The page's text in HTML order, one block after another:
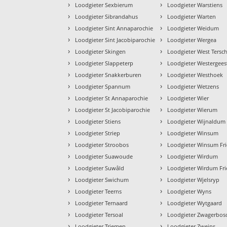
› Loodgieter Sexbierum
› Loodgieter Sibrandahus
› Loodgieter Sint Annaparochie
› Loodgieter Sint Jacobiparochie
› Loodgieter Skingen
› Loodgieter Slappeterp
› Loodgieter Snakkerburen
› Loodgieter Spannum
› Loodgieter St Annaparochie
› Loodgieter St Jacobiparochie
› Loodgieter Stiens
› Loodgieter Striep
› Loodgieter Stroobos
› Loodgieter Suawoude
› Loodgieter Suwâld
› Loodgieter Swichum
› Loodgieter Teerns
› Loodgieter Ternaard
› Loodgieter Tersoal
› Loodgieter Warstiens
› Loodgieter Warten
› Loodgieter Weidum
› Loodgieter Wergea
› Loodgieter West
› Loodgieter
› Loodgieter Westhoek
› Loodgieter Wetzens
› Loodgieter Wier
› Loodgieter Wierum
› Loodgieter Wijnaldum
› Loodgieter Winsum
› Loodgieter Winsum
› Loodgieter Wirdum
› Loodgieter Wirdum
› Loodgieter Wjelsryp
› Loodgieter Wyns
› Loodgieter Wytgaard
› Loodgieter